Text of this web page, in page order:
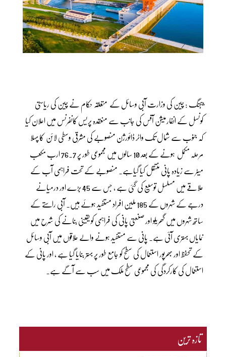
بیجنگ : چین کی وزارت آبی وسائل کے متعلقہ حکام نے چین کی ریاستی
کونسل کے انفارمیشن آفس کی جانب سے منعقدہ پریس کانفرنس میں اعلان کیا
کہ جنوب سے شمال تک واٹر ڈائورژن منصوبے کی مشرقی وسطی لائن کا پہلا
مرحلہ مکمل ہونے کے بعد 10 سالوں میں مجموعی طور پر 76.7 ارب مکعب
میٹر سے زیادہ پانی منتقل کیا گیاہے۔ منصوبے کے تحت فراہمی آب کے
علاقے میں مسلسل توسیع کی گئی ہے ، جس سے 45 بڑے اور درمیانے
درجے کے شہروں کے 185 ملین افراد مستفید ہوئے ہیں۔ آبی راستے کے
ساتھ شہروں میں گھریلو اور صنعتی پانی کی فراہمی کو یقینی بنانے کی شرح میں
نمایاں بہتری آئی ہے۔ پانی سے مستفید ہونے والے علاقوں میں آبی وسائل
کے تحفظ اور بھرپور استعمال کی سطح کو جامع طور پر بہتر بنایا گیا ہے ، اور پانی کے
استعمال کی کارکردگی کی مجموعی سطح ملک میں سب سے آگے ہے۔
تازہ ترین